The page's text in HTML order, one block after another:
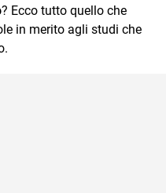
? Ecco tutto quello che
in merito agli studi che